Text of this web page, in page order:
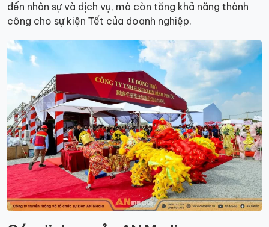
đến nhân sự và dịch vụ, mà còn tăng khả năng thành
công cho sự kiện Tết của doanh nghiệp.